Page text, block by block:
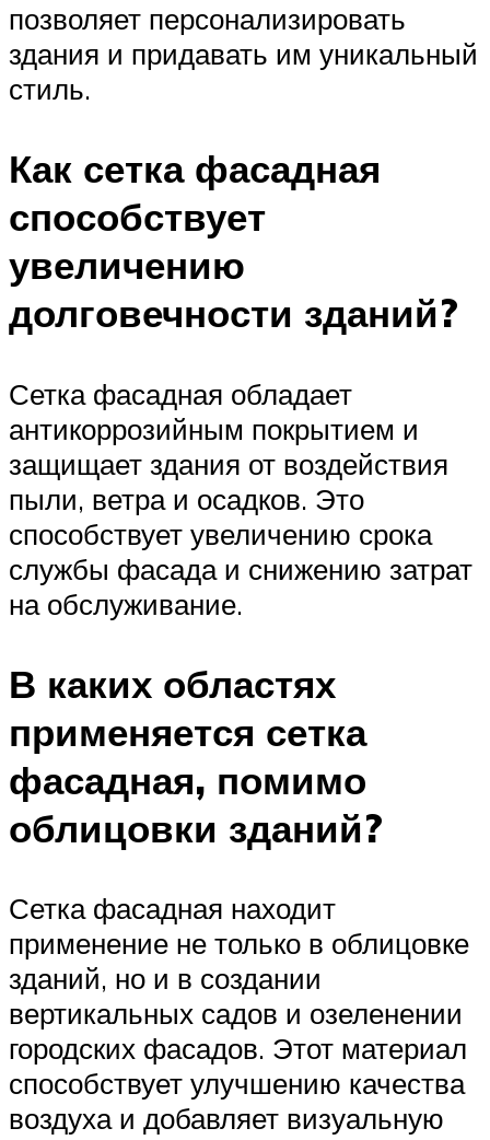
позволяет персонализировать
здания и придавать им уникальный
стиль.
Как сетка фасадная
способствует
увеличению
долговечности зданий?
Сетка фасадная обладает
антикоррозийным покрытием и
защищает здания от воздействия
пыли, ветра и осадков. Это
способствует увеличению срока
службы фасада и снижению затрат
на обслуживание.
В каких областях
применяется сетка
фасадная, помимо
облицовки зданий?
Сетка фасадная находит
применение не только в облицовке
зданий, но и в создании
вертикальных садов и озеленении
городских фасадов. Этот материал
способствует улучшению качества
воздуха и добавляет визуальную